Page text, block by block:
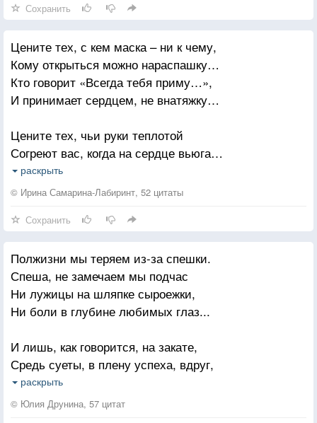
Сохранить
Цените тех, с кем маска – ни к чему,
Кому открыться можно нараспашку…
Кто говорит «Всегда тебя приму…»,
И принимает сердцем, не внатяжку…
Цените тех, чьи руки теплотой
Согреют вас, когда на сердце вьюга…
Кто дорог вам душевной красотой,
Кто смотрит на проблемы без испуга…
Цените тех, кто вас не проклинал,
Когда в беде другие осуждали…
Кто тихо руку помощи подал,
Пока другие громко обещали…
Цените тех, кто вам на боль в ответ
И тех, в ком никогда притворства нет…
Забудьте тех, кого ценить не надо…
Мы все бываем в чём-то не правы…
раскрыть
© Ирина Самарина-Лабиринт, 52 цитаты
Сохранить
Полжизни мы теряем из-за спешки.
Спеша, не замечаем мы подчас
Ни лужицы на шляпке сыроежки,
Ни боли в глубине любимых глаз...
И лишь, как говорится, на закате,
Средь суеты, в плену успеха, вдруг,
Тебя безжалостно за горло схватит
Холодными ручищами испуг:
раскрыть
© Юлия Друнина, 57 цитат